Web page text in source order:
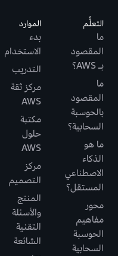
التعلُّم
ما
المقصود
بـ AWS؟
ما
المقصود
بالحوسبة
السحابية؟
ما هو
الذكاء
الاصطناعي
المستقل؟
محور
مفاهيم
الحوسبة
السحابية
الموارد
بدء
الاستخدام
التدريب
مركز ثقة
AWS
مكتبة
حلول
AWS
مركز
التصميم
المنتج
والأسئلة
التقنية
الشائعة